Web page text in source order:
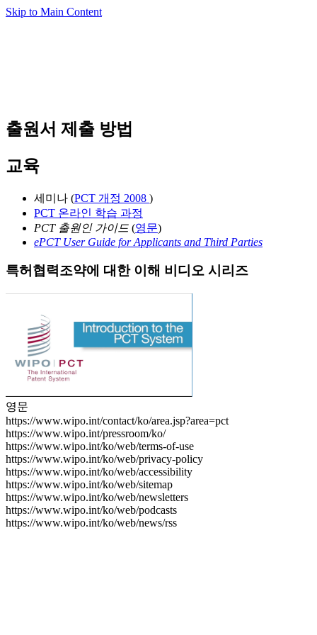
Skip to Main Content
출원서 제출 방법
교육
세미나 (PCT 개정 2008 )
PCT 온라인 학습 과정
PCT 출원인 가이드 (영문)
ePCT User Guide for Applicants and Third Parties
특허협력조약에 대한 이해 비디오 시리즈
영문
https://www.wipo.int/contact/ko/area.jsp?area=pct
https://www.wipo.int/pressroom/ko/
https://www.wipo.int/ko/web/terms-of-use
https://www.wipo.int/ko/web/privacy-policy
https://www.wipo.int/ko/web/accessibility
https://www.wipo.int/ko/web/sitemap
https://www.wipo.int/ko/web/newsletters
https://www.wipo.int/ko/web/podcasts
https://www.wipo.int/ko/web/news/rss